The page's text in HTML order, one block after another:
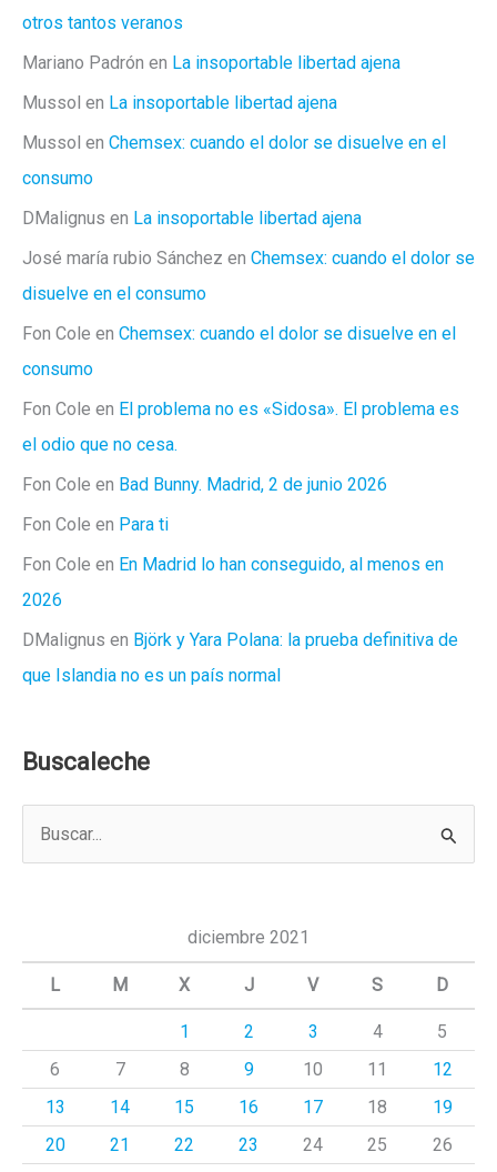
otros tantos veranos
Mariano Padrón en La insoportable libertad ajena
Mussol en La insoportable libertad ajena
Mussol en Chemsex: cuando el dolor se disuelve en el
consumo
DMalignus en La insoportable libertad ajena
José maría rubio Sánchez en Chemsex: cuando el dolor se
disuelve en el consumo
Fon Cole en Chemsex: cuando el dolor se disuelve en el
consumo
Fon Cole en El problema no es «Sidosa». El problema es
el odio que no cesa.
Fon Cole en Bad Bunny. Madrid, 2 de junio 2026
Fon Cole en Para ti
Fon Cole en En Madrid lo han conseguido, al menos en
2026
DMalignus en Björk y Yara Polana: la prueba definitiva de
que Islandia no es un país normal
Buscaleche
a
diciembre 2021
L M X J V S D
1 2 3 4
5
6
7 8 9 10 11
12
13
14 15 16 17 18
19
20
21 22 23 24 25
26